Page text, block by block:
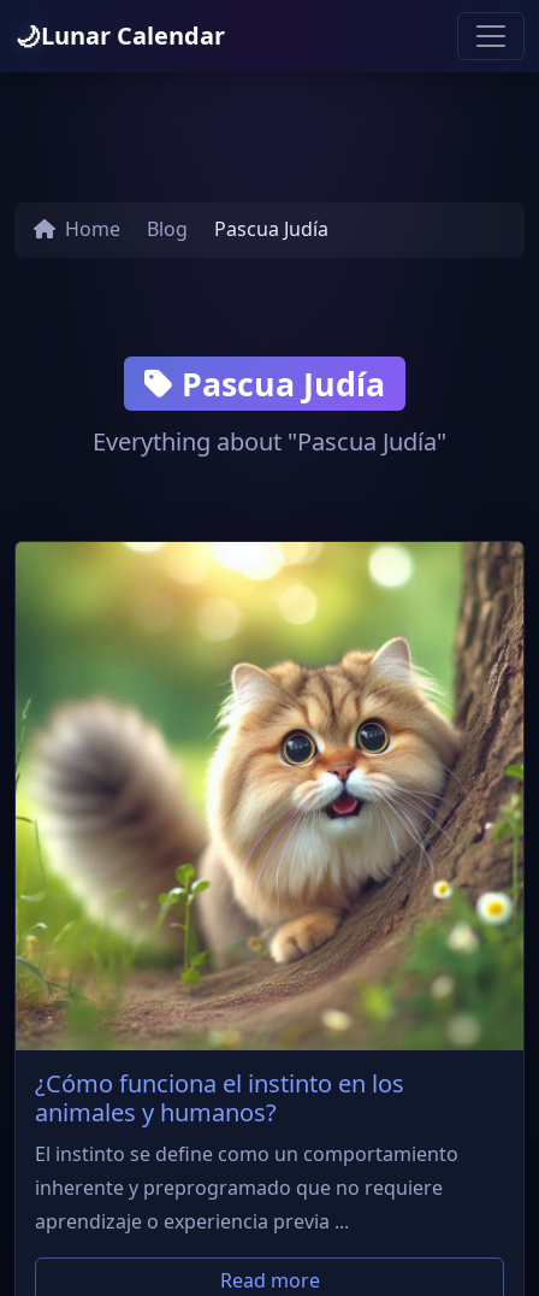
🌙Lunar Calendar
Home Blog Pascua Judía
Pascua Judía
Everything about "Pascua Judía"
¿Cómo funciona el instinto en los
animales y humanos?
El instinto se define como un comportamiento
inherente y preprogramado que no requiere
aprendizaje o experiencia previa ...
Read more